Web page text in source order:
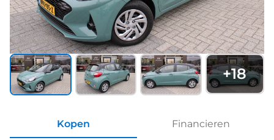
+18
Kopen Financieren